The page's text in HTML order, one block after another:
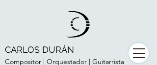
CARLOS DURÁN
Compositor | Orquestador | Guitarrista